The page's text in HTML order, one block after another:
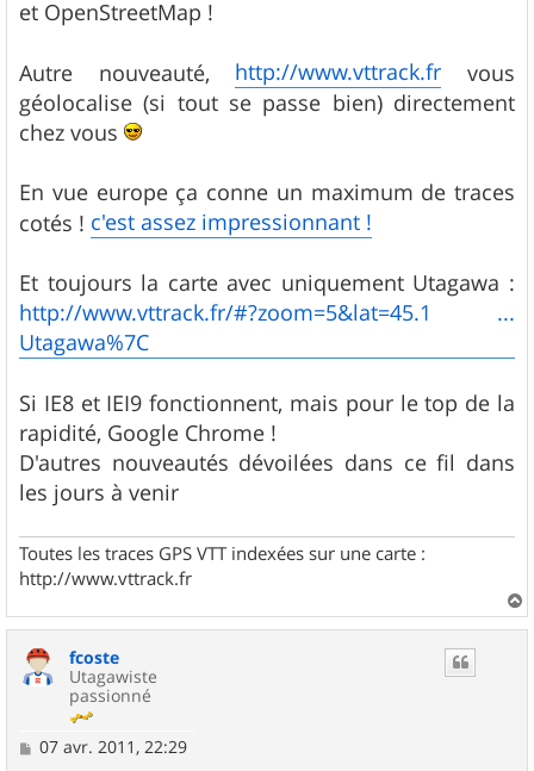
et OpenStreetMap !
Autre nouveauté, http://www.vttrack.fr vous
géolocalise (si tout se passe bien) directement
chez vous
En vue europe ça conne un maximum de traces
cotés ! c'est assez impressionnant !
Et toujours la carte avec uniquement Utagawa :
http://www.vttrack.fr/#?zoom=5&lat=45.1 ...
Utagawa%7C
Si IE8 et IEI9 fonctionnent, mais pour le top de la
rapidité, Google Chrome !
D'autres nouveautés dévoilées dans ce fil dans
les jours à venir
Toutes les traces GPS VTT indexées sur une carte :
http://www.vttrack.fr
a
fcoste
Utagawiste
passionné
M
07 avr. 2011, 22:29